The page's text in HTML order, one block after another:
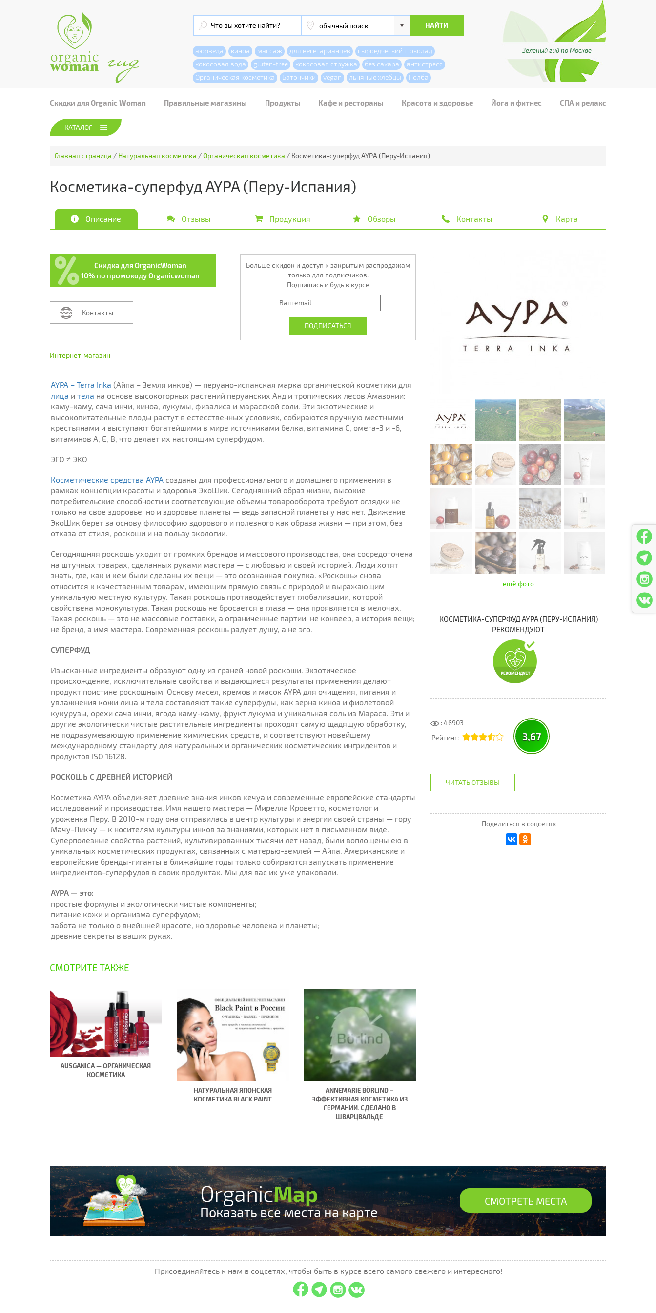
аюрведа киноа массаж для вегетарианцев
сыроедческий шоколад
кокосовая вода
gluten-free кокосовая стружка без сахара
антистресс
Органическая косметика
Батончики vegan льняные хлебцы Полба
Зеленый гид по Москве
Скидки для Organic Woman Правильные магазины Продукты Кафе и рестораны Красота и здоровье Йога и фитнес СПА и релакс
КАТАЛОГ
Главная страница / Натуральная косметика /Органическая косметика / Косметика-суперфуд AYPA (Перу-Испания)
Косметика-суперфуд AYPA (Перу-Испания)
Описание Отзывы Продукция Обзоры Контакты Карта
Скидка для OrganicWoman
10% по промокоду Organicwoman
Контакты
Больше скидок и доступ к закрытым распродажам
только для подписчиков.
Подпишись и будь в курсе
Интернет-магазин
AYPA – Terra Inka (Айпа – Земля инков) — перуано-испанская марка органической косметики для
лица и тела на основе высокогорных растений перуанских Анд и тропических лесов Амазонии:
каму-каму, сача инчи, киноа, лукумы, физалиса и марасской соли. Эти экзотические и
высокопитательные плоды растут в естесственных условиях, собираются вручную местными
крестьянами и выступают богатейшими в мире источниками белка, витамина С, омега-3 и -6,
витаминов А, Е, В, что делает их настоящим суперфудом.
ЭГО ≠ ЭКО
Косметические средства AYPA созданы для профессионального и домашнего применения в
рамках концепции красоты и здоровья ЭкоШик. Сегодняшний образ жизни, высокие
потребительские способности и соответсвующие объемы товарооборота требуют оглядки не
только на свое здоровье, но и здоровье планеты — ведь запасной планеты у нас нет. Движение
ЭкоШик берет за основу философию здорового и полезного как образа жизни — при этом, без
отказа от стиля, роскоши и на пользу экологии.
Сегодняшняя роскошь уходит от громких брендов и массового производства, она сосредоточена
на штучных товарах, сделанных руками мастера — с любовью и своей историей. Люди хотят
знать, где, как и кем были сделаны их вещи — это осознанная покупка. «Роскошь» снова
относится к качественным товарам, имеющим прямую связь с природой и выражающим
уникальную местную культуру. Такая роскошь противодействует глобализации, которой
свойствена монокультура. Такая роскошь не бросается в глаза — она проявляется в мелочах.
Такая роскошь — это не массовые поставки, а ограниченные партии; не конвеер, а история вещи;
не бренд, а имя мастера. Современная роскошь радует душу, а не эго.
СУПЕРФУД
Изысканные ингредиенты образуют одну из граней новой роскоши. Экзотическое
происхождение, исключительные свойства и выдающиеся результаты применения делают
продукт поистине роскошным. Основу масел, кремов и масок AYPA для очищения, питания и
увлажнения кожи лица и тела составляют такие суперфуды, как зерна киноа и фиолетовой
кукурузы, орехи сача инчи, ягода каму-каму, фрукт лукума и уникальная соль из Мараса. Эти и
другие экологически чистые растительные ингредиенты проходят самую щадящую обработку,
не подразумевающую применение химических средств, и соответствуют новейшему
международному стандарту для натуральных и органических косметических ингридентов и
продуктов ISO 16128.
РОСКОШЬ С ДРЕВНЕЙ ИСТОРИЕЙ
Косметика AYPA объединяет древние знания инков кечуа и современные европейские стандарты
исследований и производства. Имя нашего мастера — Мирелла Кроветто, косметолог и
уроженка Перу. В 2010-м году она отправилась в центр культуры и энергии своей страны — гору
Мачу-Пикчу — к носителям культуры инков за знаниями, которых нет в письменном виде.
Суперполезные свойства растений, культивированных тысячи лет назад, были воплощены ею в
уникальных косметических продуктах, связанных с матерью-землей — Айпа. Американские и
европейские бренды-гиганты в ближайшие годы только собираются запускать применение
ингредиентов-суперфудов в своих продуктах. Мы для вас их уже упаковали.
AYPA — это:
простые формулы и экологически чистые компоненты;
питание кожи и организма суперфудом;
забота не только о внейшней красоте, но здоровье человека и планеты;
древние секреты в ваших руках.
ещё фото
КОСМЕТИКА-СУПЕРФУД AYPA (ПЕРУ-ИСПАНИЯ)
РЕКОМЕНДУЮТ
: 46903
Рейтинг:
3,67
ЧИТАТЬ ОТЗЫВЫ
Поделиться в соцсетях
СМОТРИТЕ ТАКЖЕ
AUSGANICA — ОРГАНИЧЕСКАЯ
КОСМЕТИКА
НАТУРАЛЬНАЯ ЯПОНСКАЯ
КОСМЕТИКА BLACK PAINT
ANNEMARIE BÖRLIND –
ЭФФЕКТИВНАЯ КОСМЕТИКА ИЗ
ГЕРМАНИИ. СДЕЛАНО В
ШВАРЦВАЛЬДЕ
OrganicMap
Показать все места на карте
СМОТРЕТЬ МЕСТА
Присоединяйтесь к нам в соцсетях, чтобы быть в курсе всего самого свежего и интересного!